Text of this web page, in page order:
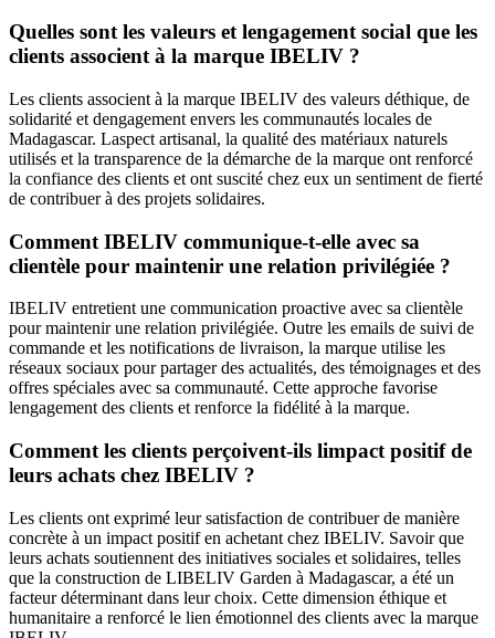
Quelles sont les valeurs et lengagement social que les
clients associent à la marque IBELIV ?
Les clients associent à la marque IBELIV des valeurs déthique, de
solidarité et dengagement envers les communautés locales de
Madagascar. Laspect artisanal, la qualité des matériaux naturels
utilisés et la transparence de la démarche de la marque ont renforcé
la confiance des clients et ont suscité chez eux un sentiment de fierté
de contribuer à des projets solidaires.
Comment IBELIV communique-t-elle avec sa
clientèle pour maintenir une relation privilégiée ?
IBELIV entretient une communication proactive avec sa clientèle
pour maintenir une relation privilégiée. Outre les emails de suivi de
commande et les notifications de livraison, la marque utilise les
réseaux sociaux pour partager des actualités, des témoignages et des
offres spéciales avec sa communauté. Cette approche favorise
lengagement des clients et renforce la fidélité à la marque.
Comment les clients perçoivent-ils limpact positif de
leurs achats chez IBELIV ?
Les clients ont exprimé leur satisfaction de contribuer de manière
concrète à un impact positif en achetant chez IBELIV. Savoir que
leurs achats soutiennent des initiatives sociales et solidaires, telles
que la construction de LIBELIV Garden à Madagascar, a été un
facteur déterminant dans leur choix. Cette dimension éthique et
humanitaire a renforcé le lien émotionnel des clients avec la marque